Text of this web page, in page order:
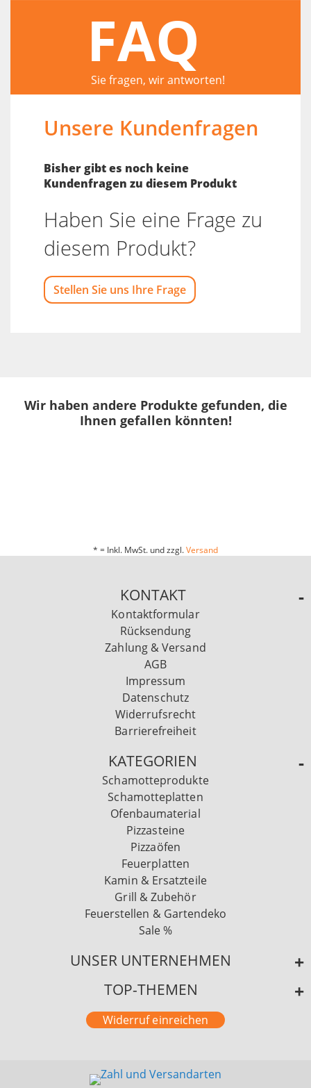
FAQ
Sie fragen, wir antworten!
Unsere Kundenfragen
Bisher gibt es noch keine
Kundenfragen zu diesem Produkt
Haben Sie eine Frage zu
diesem Produkt?
Stellen Sie uns Ihre Frage
Wir haben andere Produkte gefunden, die
Ihnen gefallen könnten!
* = Inkl. MwSt. und zzgl.Versand
KONTAKT
Kontaktformular
Rücksendung
Zahlung & Versand
AGB
Impressum
Datenschutz
Widerrufsrecht
Barrierefreiheit
KATEGORIEN
Schamotteprodukte
Schamotteplatten
Ofenbaumaterial
Pizzasteine
Pizzaöfen
Feuerplatten
Kamin & Ersatzteile
Grill & Zubehör
Feuerstellen & Gartendeko
Sale %
UNSER UNTERNEHMEN
TOP-THEMEN
Widerruf einreichen